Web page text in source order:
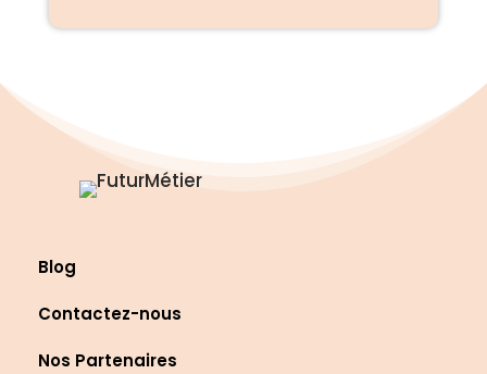
Blog
Contactez-nous
Nos Partenaires